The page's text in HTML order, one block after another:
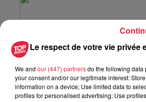
Le respect de votre vie privée
We and our (447) partnersdo the following data
your consent and/or our legitimate interest:
information on a device; Use limited data to
profiles for personalised advertising; Use